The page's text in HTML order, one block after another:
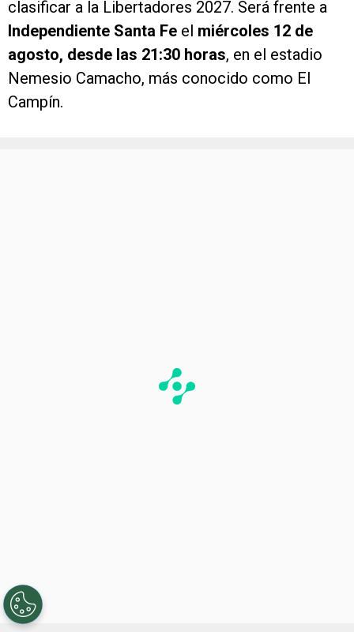
clasificar a la Libertadores 2027. Será frente a
Independiente Santa Fe el miércoles 12 de
agosto, desde las 21:30 horas, en el estadio
Nemesio Camacho, más conocido como El
Campín.